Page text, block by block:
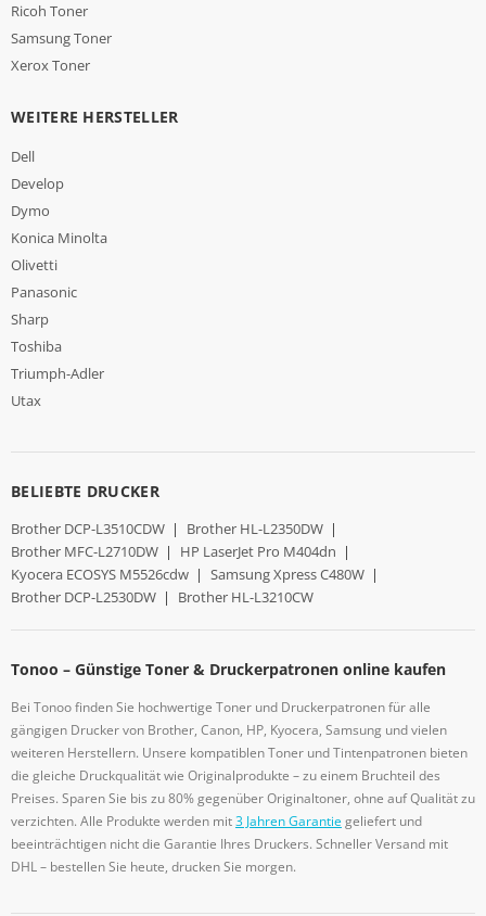
Ricoh Toner
Samsung Toner
Xerox Toner
WEITERE HERSTELLER
Dell
Develop
Dymo
Konica Minolta
Olivetti
Panasonic
Sharp
Toshiba
Triumph-Adler
Utax
BELIEBTE DRUCKER
Brother DCP-L3510CDW | Brother HL-L2350DW |
Brother MFC-L2710DW | HP LaserJet Pro M404dn |
Kyocera ECOSYS M5526cdw | Samsung Xpress C480W |
Brother DCP-L2530DW | Brother HL-L3210CW
Tonoo – Günstige Toner & Druckerpatronen online kaufen
Bei Tonoo finden Sie hochwertige Toner und Druckerpatronen für alle
gängigen Drucker von Brother, Canon, HP, Kyocera, Samsung und vielen
weiteren Herstellern. Unsere kompatiblen Toner und Tintenpatronen bieten
die gleiche Druckqualität wie Originalprodukte – zu einem Bruchteil des
Preises. Sparen Sie bis zu 80% gegenüber Originaltoner, ohne auf Qualität zu
verzichten. Alle Produkte werden mit3 Jahren Garantiegeliefert und
beeinträchtigen nicht die Garantie Ihres Druckers. Schneller Versand mit
DHL – bestellen Sie heute, drucken Sie morgen.